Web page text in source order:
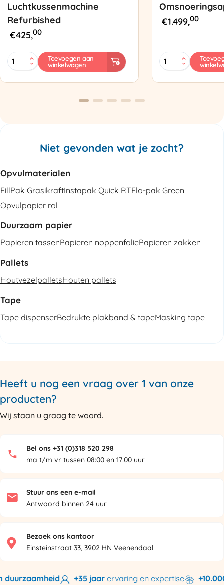
Luchtkussenmachine
Refurbished
€425,00
MINI
PAK'R
Refurbished
Toevoegen aan
winkelwagen
€1.499,00
Zapak
ZP97
aantal
Niet gevonden wat je zocht?
Opvulmaterialen
FillPak GrasikraftInstapak Quick RTFlo-pak Green
Opvulpapier rol
Duurzaam papier
Papieren tassenPapieren noppenfoliePapieren zakken
Pallets
HoutvezelpalletsHouten pallets
Tape
Tape dispenserBedrukte plakband & tapeMasking tape
Heeft u nog een vraag over 1 van onze
producten?
Wij staan u graag te woord.
Bel ons +31 (0)318 520 298
ma t/m vr tussen 08:00 en 17:00 uur
Stuur ons een e-mail
Antwoord binnen 24 uur
Bezoek ons kantoor
Einsteinstraat 33, 3902 HN Veenendaal
+35 jaarervaring en expertise +10.000